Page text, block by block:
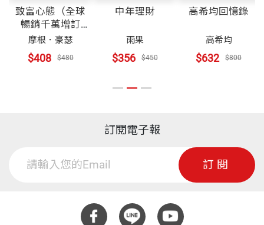
致富心態（全球
暢銷千萬增訂
版）
摩根．豪瑟
$408 $480
中年理財
雨果
$356 $450
高希均回憶錄
高希均
$632 $800
訂閱電子報
訂閱